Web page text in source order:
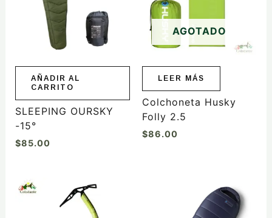
AÑADIR AL
CARRITO
SLEEPING OURSKY
-15°
$85.00
AGOTADO
LEER MÁS
Colchoneta Husky
Folly 2.5
$86.00